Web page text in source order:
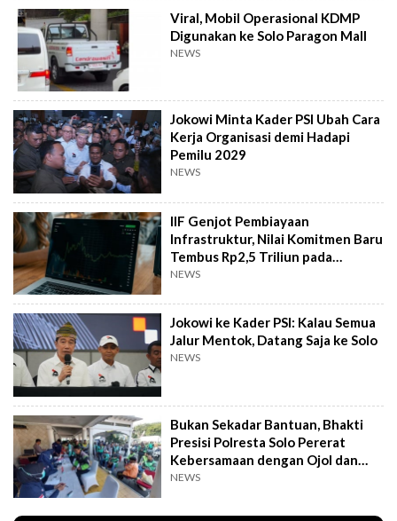
Viral, Mobil Operasional KDMP
Digunakan ke Solo Paragon Mall
NEWS
Jokowi Minta Kader PSI Ubah Cara
Kerja Organisasi demi Hadapi
Pemilu 2029
NEWS
IIF Genjot Pembiayaan
Infrastruktur, Nilai Komitmen Baru
Tembus Rp2,5 Triliun pada
Semester I 2026
NEWS
Jokowi ke Kader PSI: Kalau Semua
Jalur Mentok, Datang Saja ke Solo
NEWS
Bukan Sekadar Bantuan, Bhakti
Presisi Polresta Solo Pererat
Kebersamaan dengan Ojol dan
Supeltas
NEWS